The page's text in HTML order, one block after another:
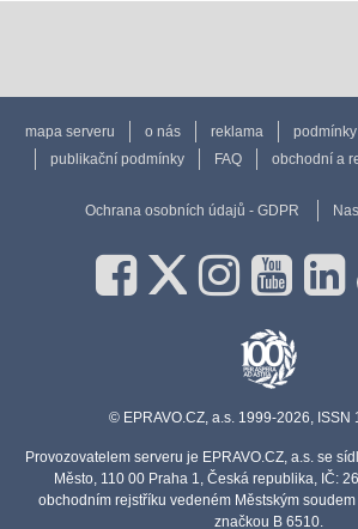
mapa serveru o nás reklama
publikační podmínky
FAQ obchodní a
Ochrana osobních údajů - GDPR
© EPRAVO.CZ, a.s. 1999-2026, ISSN
Provozovatelem serveru je EPRAVO.CZ, a.s. se
Město, 110 00 Praha 1, Česká republika, IČ:
obchodním rejstříku vedeném Městským
značkou B 6510.